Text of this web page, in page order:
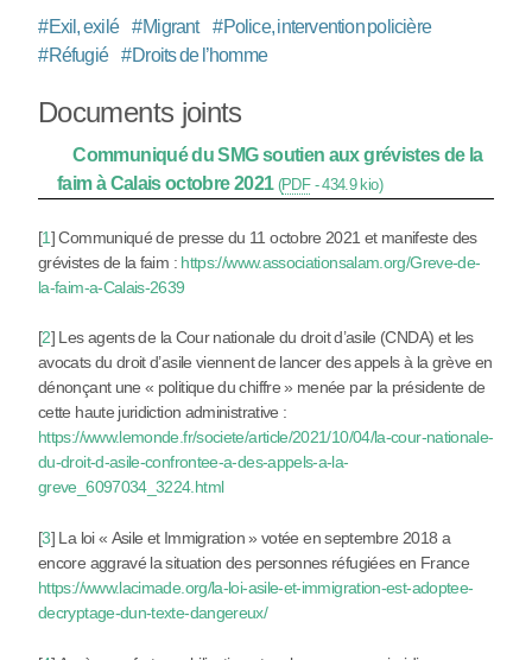
#Exil, exilé #Migrant #Police, intervention policière
#Réfugié #Droits de l’homme
Documents joints
Communiqué du SMG soutien aux grévistes de la
faim à Calais octobre 2021 (PDF-434.9 kio)
[1]Communiqué de presse du 11 octobre 2021 et manifeste des
grévistes de la faim : https://www.associationsalam.org/Greve-de-
la-faim-a-Calais-2639
[2] Les agents de la Cour nationale du droit d’asile (CNDA) et les
avocats du droit d’asile viennent de lancer des appels à la grève en
dénonçant une « politique du chiffre » menée par la présidente de
cette haute juridiction administrative :
https://www.lemonde.fr/societe/article/2021/10/04/la-cour-nationale-
du-droit-d-asile-confrontee-a-des-appels-a-la-
greve_6097034_3224.html
[3] La loi « Asile et Immigration » votée en septembre 2018 a
encore aggravé la situation des personnes réfugiées en France
https://www.lacimade.org/la-loi-asile-et-immigration-est-adoptee-
decryptage-dun-texte-dangereux/